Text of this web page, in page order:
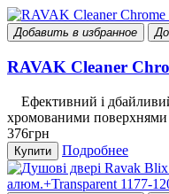
Добавить в избранное
RAVAK Cleaner
Ефективний і
хромованими поверхнями
376грн
Купити Подробнее